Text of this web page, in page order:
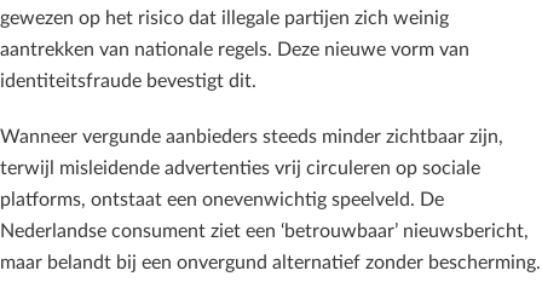
gewezen op het risico dat illegale partijen zich weinig
aantrekken van nationale regels. Deze nieuwe vorm van
identiteitsfraude bevestigt dit.
Wanneer vergunde aanbieders steeds minder zichtbaar zijn,
terwijl misleidende advertenties vrij circuleren op sociale
platforms, ontstaat een onevenwichtig speelveld. De
Nederlandse consument ziet een ‘betrouwbaar’ nieuwsbericht,
maar belandt bij een onvergund alternatief zonder bescherming.